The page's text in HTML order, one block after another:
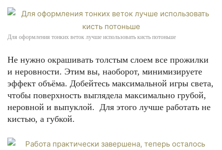
Для оформления тонких веток лучше использовать кисть потоньше
Не нужно окрашивать толстым слоем все прожилки
и неровности. Этим вы, наоборот, минимизируете
эффект объёма. Добейтесь максимальной игры света,
чтобы поверхность выглядела максимально грубой,
неровной и выпуклой. Для этого лучше работать не
кистью, а губкой.